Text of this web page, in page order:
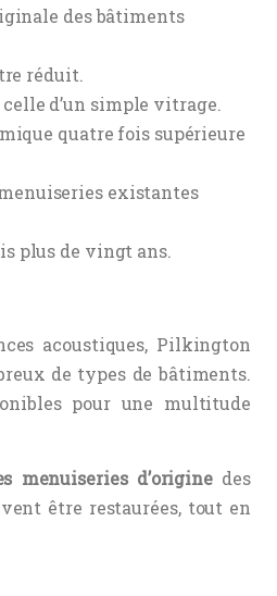
des bâtiments
réduit.
d’un simple vitrage.
quatre fois supérieure
existantes
plus de vingt ans.
acoustiques, Pilkington
de types de bâtiments.
pour une multitude
menuiseries d’originedes
être restaurées, tout en